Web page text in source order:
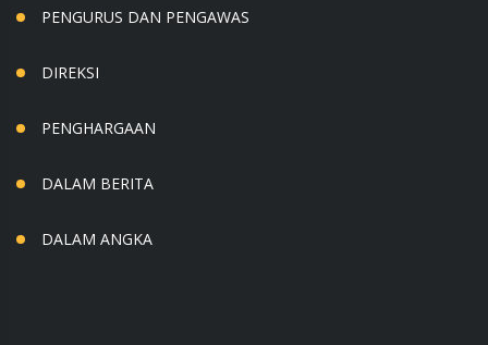
PENGURUS DAN PENGAWAS
DIREKSI
PENGHARGAAN
DALAM BERITA
DALAM ANGKA